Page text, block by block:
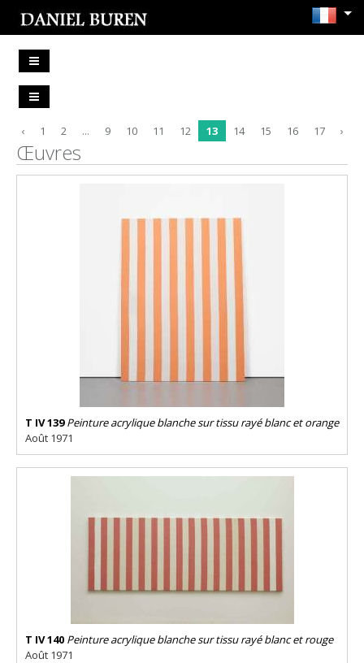
‹ 1 2 ... 9 10 11 12 13 14 15 16 17 ›
Œuvres
T IV 139 Peinture acrylique blanche sur tissu rayé blanc et orange
Août 1971
T IV 140 Peinture acrylique blanche sur tissu rayé blanc et rouge
Août 1971